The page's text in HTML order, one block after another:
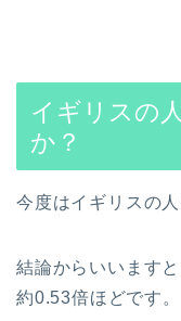
イギリスの
か？
今度はイギリスの
結論からいいます
約0.53倍ほどです。